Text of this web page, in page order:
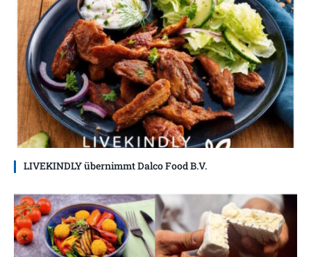
LIVEKINDLY übernimmt Dalco Food B.V.